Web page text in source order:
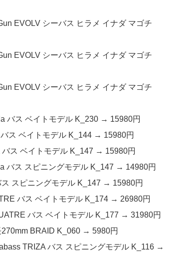
EVOLV シーバス ヒラメ イナダ マゴチ
EVOLV シーバス ヒラメ イナダ マゴチ
EVOLV シーバス ヒラメ イナダ マゴチ
バス ベイトモデル K_230 → 15980円
ス ベイトモデル K_144 → 15980円
ス ベイトモデル K_147 → 15980円
バス スピニングモデル K_147 → 14980円
スピニングモデル K_147 → 15980円
バス ベイトモデル K_174 → 26980円
バス ベイトモデル K_177 → 31980円
BRAID K_060 → 5980円
TRIZA バス スピニングモデル K_116 →